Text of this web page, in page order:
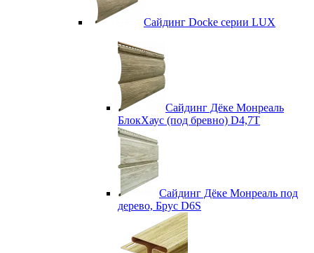
Сайдинг Docke серии LUX
Сайдинг Дёке Монреаль
БлокХаус (под бревно) D4,7T
Сайдинг Дёке Монреаль под
дерево, Брус D6S